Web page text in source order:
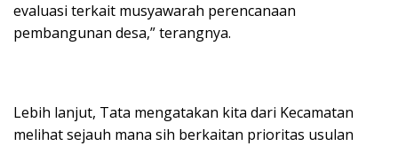
evaluasi terkait musyawarah perencanaan
pembangunan desa,” terangnya.
Lebih lanjut, Tata mengatakan kita dari Kecamatan
melihat sejauh mana sih berkaitan prioritas usulan